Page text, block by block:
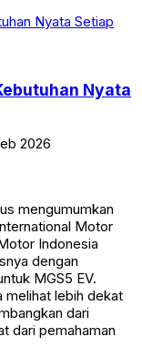
Nyata
2026
mengumumkan
Motor
Indonesia
dengan
MGS5 EV.
melihat lebih dekat
dari
dari pemahaman